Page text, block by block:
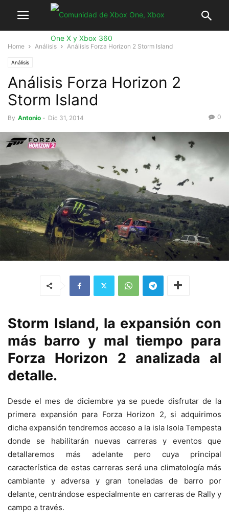
Home Análisis Análisis Forza Horizon 2 Storm Island
Análisis
Análisis Forza Horizon 2
Storm Island
By Antonio - Dic 31, 2014 0
Storm Island, la expansión con
más barro y mal tiempo para
Forza Horizon 2 analizada al
detalle.
Desde el mes de diciembre ya se puede disfrutar de la
primera expansión para Forza Horizon 2, si adquirimos
dicha expansión tendremos acceso a la isla Isola Tempesta
donde se habilitarán nuevas carreras y eventos que
detallaremos más adelante pero cuya principal
característica de estas carreras será una climatología más
cambiante y adversa y gran toneladas de barro por
delante, centrándose especialmente en carreras de Rally y
campo a través.